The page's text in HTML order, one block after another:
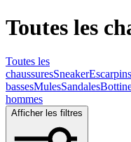
Toutes les
Toutes les
chaussuresSneakerEscarpins
bassesMulesSandales
hommes
Afficher les filtres